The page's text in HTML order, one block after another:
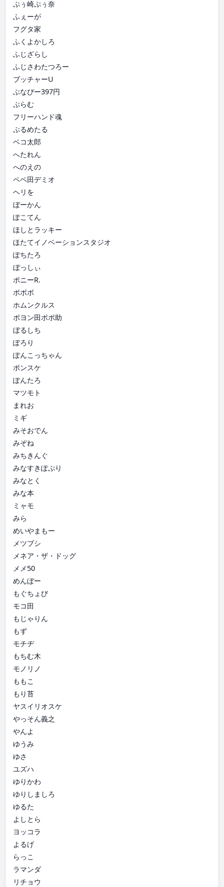
ぷぅ崎ぷぅ奈
ふぇーが
フグタ家
ふくよかしろ
ふじざらし
ふじさわたつろー
ブッチャーU
ぶなぴー397円
ぷらむ
フリーハンド魂
ぷるめたる
ベコ太郎
へたれん
へのえの
ペペ田デミオ
ヘリを
ぼーかん
ぽこてん
ほしとラッキー
ほたてイノベーションスタジオ
ぽちたろ
ぼっしぃ
ポニーR.
ボボボ
ホムンクルス
ポヨン田ポポ助
ぼるしち
ぽろり
ぽんこっちゃん
ポンスケ
ぽんたろ
マツモト
まれお
ミギ
みそおでん
みぞね
みちきんぐ
みなすきぽぷり
みなとく
みな本
ミャモ
みら
めいやまもー
メツブシ
メネア・ザ・ドッグ
メメ50
めんぼー
もぐちょび
モコ田
もじゃりん
もず
モチヂ
もちむ木
モノリノ
ももこ
もり苔
ヤスイリオスケ
やっそん義之
やんよ
ゆうみ
ゆさ
ユズハ
ゆりかわ
ゆりしましろ
ゆるた
よしとら
ヨッコラ
よるげ
らっこ
ラマンダ
リチョウ